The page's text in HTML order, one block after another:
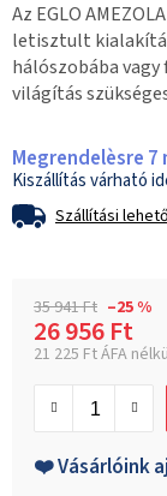
Az EGLO
letisztult
hálószobába
világítás
Megrendelèsre 7
Szállítási
35 941 Ft –25 %
26 956 Ft
21 225 Ft ÁFA
❤️ Vásárlóink